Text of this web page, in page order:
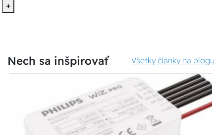
+
Nech sa inšpirovať Všetky články na blogu